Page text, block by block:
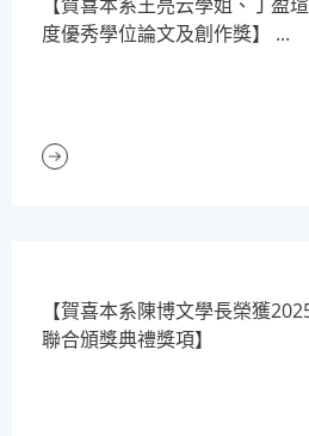
度優秀學位論文及創作獎】 ...
【賀喜本系陳博文學長榮獲
聯合頒獎典禮獎項】